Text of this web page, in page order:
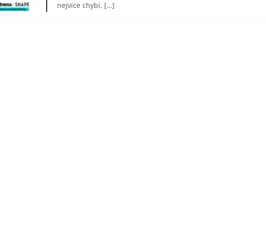
nejvíce chybí, […]